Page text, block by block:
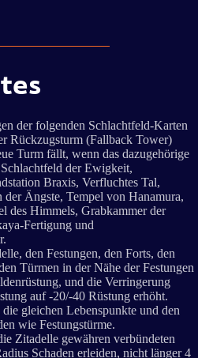
der folgenden Schlachtfeld-Karten
Rückzugsturm (Fallback Tower)
Turm fällt, wenn das dazugehörige
der Ewigkeit,
Braxis, Verfluchtes Tal,
der Ängste, Tempel von Hanamura,
des Himmels, Grabkammer der
Fertigung und
den Festungen, den Forts, den
Türmen in der Nähe der Festungen
und die Verringerung
auf -20/-40 Rüstung erhöht.
gleichen Lebenspunkte und den
wie Festungstürme.
Zitadelle gewähren verbündeten
Schaden erleiden, nicht länger 4